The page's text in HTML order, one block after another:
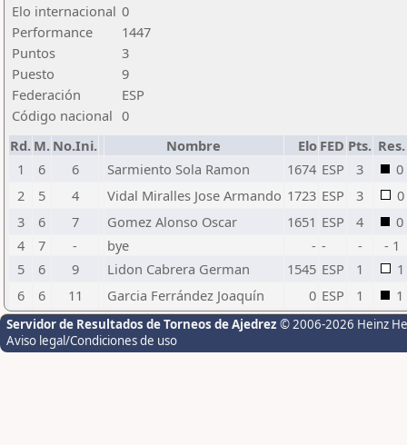
Elo internacional 0
Performance
1447
Puntos
3
Puesto
9
Federación
ESP
Código nacional 0
Rd. M. No.Ini. Nombre Elo FED Pts. Res.
1
6 6 Sarmiento Sola Ramon 1674 ESP 3
0
2
5 4 Vidal Miralles Jose Armando 1723 ESP 3
0
3
6 7 Gomez Alonso Oscar 1651 ESP 4
0
4
7 - bye - - -
- 1
5
6 9 Lidon Cabrera German 1545 ESP 1
1
6
6 11 Garcia Ferrández Joaquín 0 ESP 1 1
Servidor de Resultados de Torneos de Ajedrez © 2006-2026 Heinz
Aviso legal/Condiciones de uso